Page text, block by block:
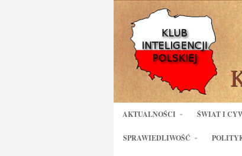
AKTUALNOŚCI ŚWIAT I
SPRAWIEDLIWOŚĆ